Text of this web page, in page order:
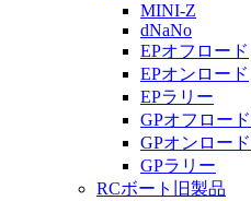
MINI-Z
dNaNo
EPオフロード
EPオンロード
EPラリー
GPオフロード
GPオンロード
GPラリー
RCボート旧製品